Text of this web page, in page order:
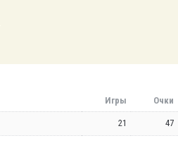
Игры Очки
21 47